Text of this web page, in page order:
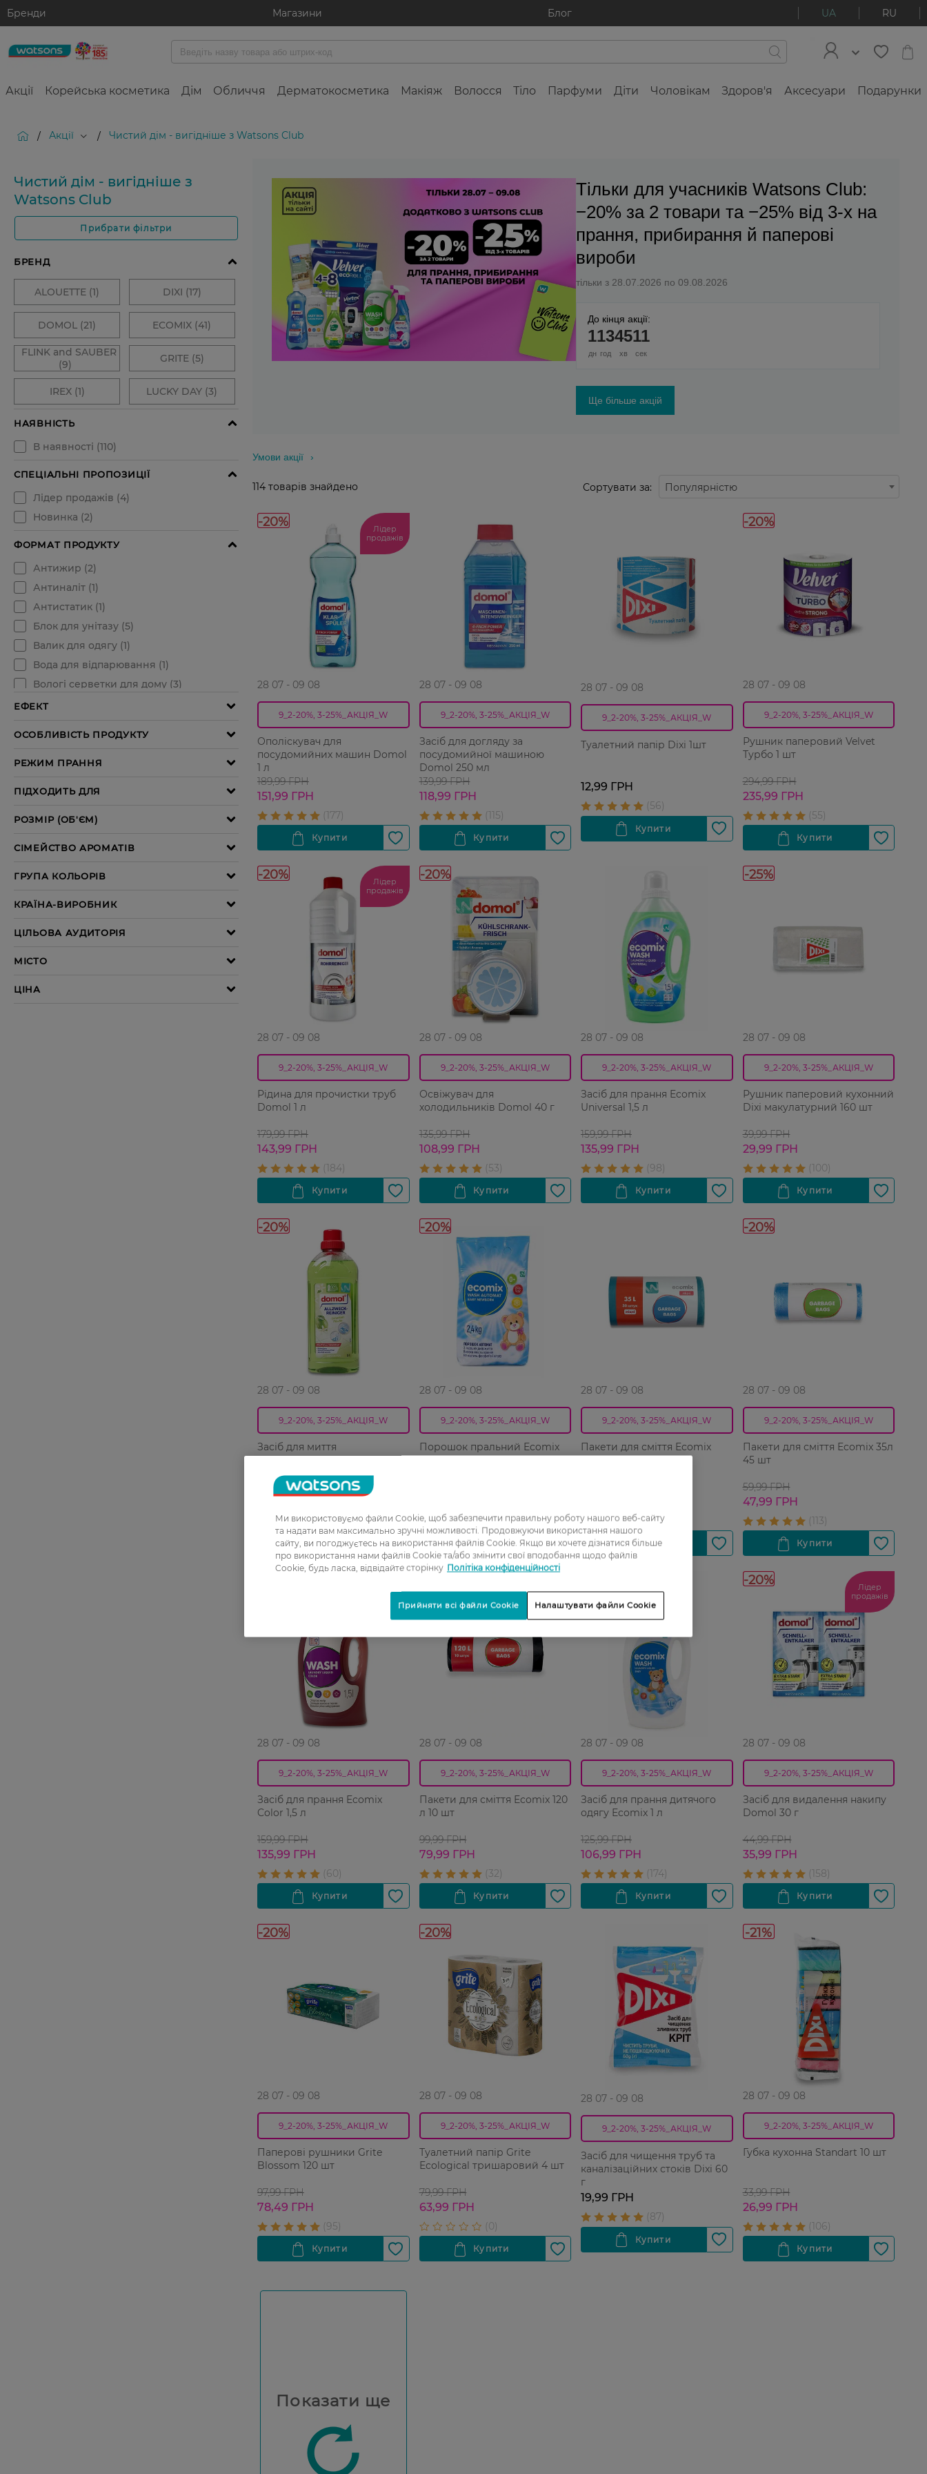
Бренди Магазини Блог UA RU
Акції Корейська косметика Дім Обличчя Дерматокосметика Макіяж Волосся Тіло Парфуми Діти Чоловікам Здоров'я Аксесуари Подарунки
/ Акції / Чистий дім - вигідніше з Watsons Club
Чистий дім - вигідніше з
Watsons Club
Прибрати фільтри
Тільки для учасників Watsons Club:
−20% за 2 товари та −25% від 3-х на
прання, прибирання й паперові
вироби
тільки з 28.07.2026 по 09.08.2026
До кінця акції:
1
дн
13
год
45
хв
09
сек
Ще більше акцій
Умови акції
114 товарів знайдено Сортувати за: Популярністю
-20%
Лідер
продажів
28 07 - 09 08
9_2-20%, 3-25%_АКЦІЯ_W
Ополіскувач для
посудомийних машин Domol
1 л
189,99 ГРН
151,99 ГРН
28 07 - 09 08
9_2-20%, 3-25%_АКЦІЯ_W
Засіб для догляду за
посудомийної машиною
Domol 250 мл
139,99 ГРН
118,99 ГРН
28 07 - 09 08
9_2-20%, 3-25%_АКЦІЯ_W
Туалетний папір Dixi 1шт
12,99 ГРН
-20%
28 07 - 09 08
9_2-20%, 3-25%_АКЦІЯ_W
Рушник паперовий Velvet
Турбо 1 шт
294,99 ГРН
235,99 ГРН
-20%
Лідер
продажів
28 07 - 09 08
9_2-20%, 3-25%_АКЦІЯ_W
Рідина для прочистки труб
Domol 1 л
179,99 ГРН
143,99 ГРН
-20%
28 07 - 09 08
9_2-20%, 3-25%_АКЦІЯ_W
Освіжувач для
холодильників Domol 40 г
135,99 ГРН
108,99 ГРН
28 07 - 09 08
9_2-20%, 3-25%_АКЦІЯ_W
Засіб для прання Ecomix
Universal 1,5 л
159,99 ГРН
135,99 ГРН
-25%
28 07 - 09 08
9_2-20%, 3-25%_АКЦІЯ_W
Рушник паперовий кухонний
Dixi макулатурний 160 шт
39,99 ГРН
29,99 ГРН
-20%
28 07 - 09 08
9_2-20%, 3-25%_АКЦІЯ_W
Засіб для миття
універсальний Domol
Limetten-Frische 1 л
159,99 ГРН
-20%
28 07 - 09 08
9_2-20%, 3-25%_АКЦІЯ_W
Порошок пральний Ecomix
Automat Для
28 07 - 09 08
9_2-20%, 3-25%_АКЦІЯ_W
Пакети для сміття Ecomix
міцні 35 л 30 шт
-20%
28 07 - 09 08
9_2-20%, 3-25%_АКЦІЯ_W
Пакети для сміття Ecomix 35л
45 шт
59,99 ГРН
47,99 ГРН
28 07 - 09 08
9_2-20%, 3-25%_АКЦІЯ_W
Засіб для прання Ecomix
Color 1,5 л
159,99 ГРН
135,99 ГРН
28 07 - 09 08
9_2-20%, 3-25%_АКЦІЯ_W
Пакети для сміття Ecomix 120
л 10 шт
99,99 ГРН
79,99 ГРН
28 07 - 09 08
9_2-20%, 3-25%_АКЦІЯ_W
Засіб для прання дитячого
одягу Ecomix 1 л
125,99 ГРН
106,99 ГРН
-20%
Лідер
продажів
28 07 - 09 08
9_2-20%, 3-25%_АКЦІЯ_W
Засіб для видалення накипу
Domol 30 г
44,99 ГРН
35,99 ГРН
-20%
28 07 - 09 08
9_2-20%, 3-25%_АКЦІЯ_W
Паперові рушники Grite
Blossom 120 шт
97,99 ГРН
78,49 ГРН
-20%
28 07 - 09 08
9_2-20%, 3-25%_АКЦІЯ_W
Туалетний папір Grite
Ecological тришаровий 4 шт
79,99 ГРН
63,99 ГРН
28 07 - 09 08
9_2-20%, 3-25%_АКЦІЯ_W
Засіб для чищення труб та
каналізаційних стоків Dixi 60
г
19,99 ГРН
-21%
28 07 - 09 08
9_2-20%, 3-25%_АКЦІЯ_W
Губка кухонна Standart 10 шт
33,99 ГРН
26,99 ГРН
Показати ще
Ми використовуємо файли Cookie, щоб забезпечити правильну роботу нашого веб-сайту
та надати вам максимально зручні можливості. Продовжуючи використання нашого
сайту, ви погоджуєтесь на використання файлів Cookie. Якщо ви хочете дізнатися більше
про використання нами файлів Cookie та/або змінити свої вподобання щодо файлів
Cookie, будь ласка, відвідайте сторінку Політіка конфіденційності
Налаштувати файли Cookie
Прийняти всі файли Cookie